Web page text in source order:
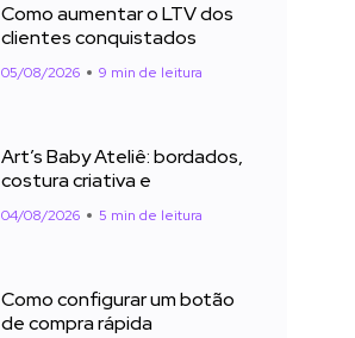
Como aumentar o LTV dos
clientes conquistados
05/08/2026 9 min de leitura
Art’s Baby Ateliê: bordados,
costura criativa e
04/08/2026 5 min de leitura
Como configurar um botão
de compra rápida